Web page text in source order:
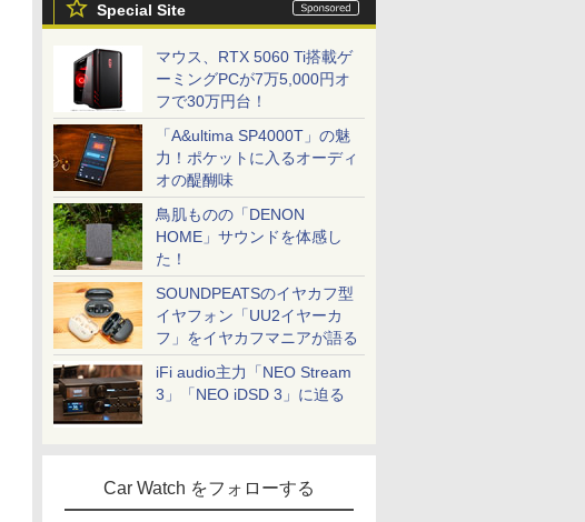
Special Site
マウス、RTX 5060 Ti搭載ゲ
ーミングPCが7万5,000円オ
フで30万円台！
「A&ultima SP4000T」の魅
力！ポケットに入るオーディ
オの醍醐味
鳥肌ものの「DENON
HOME」サウンドを体感し
た！
SOUNDPEATSのイヤカフ型
イヤフォン「UU2イヤーカ
フ」をイヤカフマニアが語る
iFi audio主力「NEO Stream
3」「NEO iDSD 3」に迫る
Car Watch をフォローする